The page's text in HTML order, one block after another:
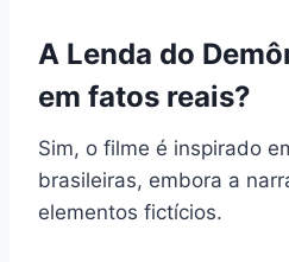
A Lenda do
em fatos reais?
Sim, o filme é inspirado
brasileiras, embora a
elementos fictícios.